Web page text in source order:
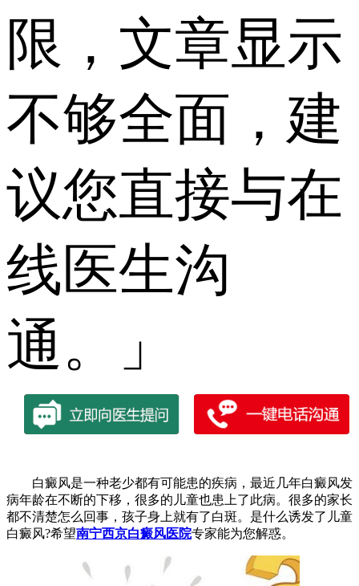
限，文章显示
不够全面，建
议您直接与在
线医生沟
通。」
白癜风是一种老少都有可能患的疾病，最近几年白癜风发
病年龄在不断的下移，很多的儿童也患上了此病。很多的家长
都不清楚怎么回事，孩子身上就有了白斑。是什么诱发了儿童
白癜风?希望南宁西京白癜风医院专家能为您解惑。